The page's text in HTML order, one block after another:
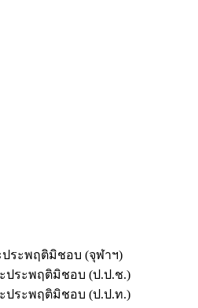
ประพฤติมิชอบ (จุฬาฯ)
ประพฤติมิชอบ (ป.ป.ช.)
ประพฤติมิชอบ (ป.ป.ท.)